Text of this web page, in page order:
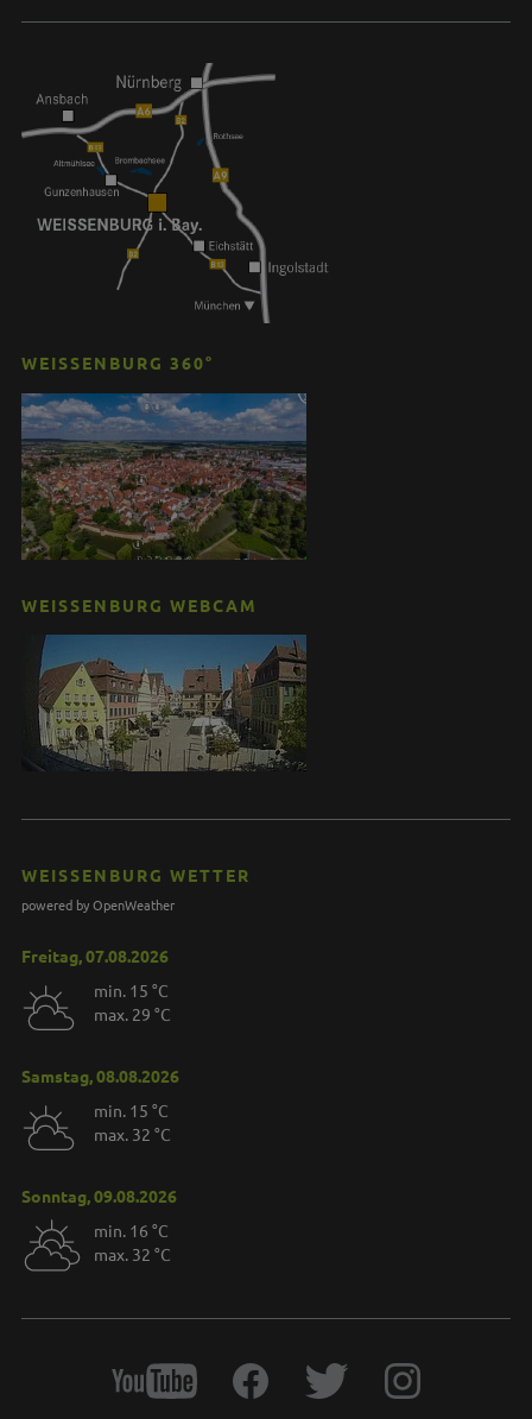
WEISSENBURG 360°
WEISSENBURG WEBCAM
WEISSENBURG WETTER
powered by OpenWeather
Freitag, 07.08.2026
min. 15 °C
max. 29 °C
Samstag, 08.08.2026
min. 15 °C
max. 32 °C
Sonntag, 09.08.2026
min. 16 °C
max. 32 °C